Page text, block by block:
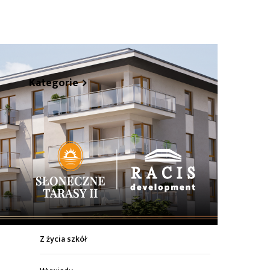
Kategorie
Z życia miasta
Sport
Kultura
Wiadomości z regionu
Z życia szkół